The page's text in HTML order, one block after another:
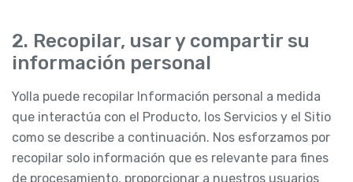
2. Recopilar, usar y compartir su
información personal
Yolla puede recopilar Información personal a medida
que interactúa con el Producto, los Servicios y el Sitio
como se describe a continuación. Nos esforzamos por
recopilar solo información que es relevante para fines
de procesamiento, proporcionar a nuestros usuarios